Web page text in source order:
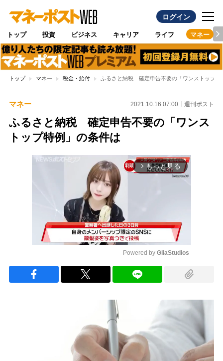
ログイン
トップ 投資 ビジネス キャリア ライフ マネー
トップ マネー 税金・給付 ふるさと納税 確定申告不要の「ワンストップ特
マネー 2021.10.16 07:00 週刊ポスト
ふるさと納税 確定申告不要の「ワンス
トップ特例」の条件は
arrow_forward_ios もっと見る
Powered by GliaStudios